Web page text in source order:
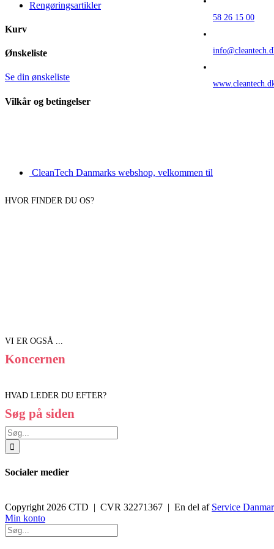
Rengøringsartikler
Kurv
Ønskeliste
Se din ønskeliste
Vilkår og betingelser
CleanTech Danmarks webshop, velkommen til
58 26 15 00
HVOR FINDER DU OS?
VI ER OGSÅ ...
Koncernen
HVAD LEDER DU EFTER?
Søg på siden
Søg
efter:
Socialer medier
Copyright 2026 CTD | CVR 32271367 | En del af Service
Toggle
Sliding
Bar
Min konto